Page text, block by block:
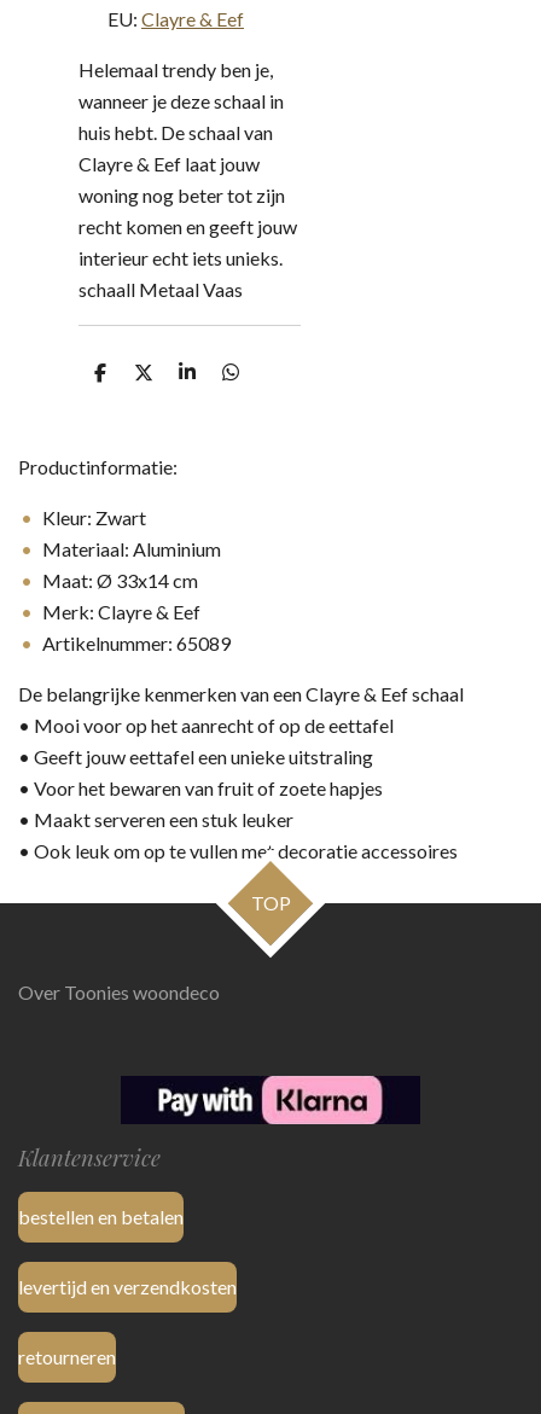
EU: Clayre & Eef
Helemaal trendy ben je,
wanneer je deze schaal in
huis hebt. De schaal van
Clayre & Eef laat jouw
woning nog beter tot zijn
recht komen en geeft jouw
interieur echt iets unieks.
schaall Metaal Vaas
D
n
D
S
D
Productinformatie:
Kleur: Zwart
Materiaal: Aluminium
Maat: Ø 33x14 cm
Merk: Clayre & Eef
Artikelnummer: 65089
De belangrijke kenmerken van een Clayre & Eef schaal
• Mooi voor op het aanrecht of op de eettafel
• Geeft jouw eettafel een unieke uitstraling
• Voor het bewaren van fruit of zoete hapjes
• Maakt serveren een stuk leuker
• Ook leuk om op te vullen met decoratie accessoires
TOP
Over Toonies woondeco
Klantenservice
bestellen en betalen
levertijd en verzendkosten
retourneren